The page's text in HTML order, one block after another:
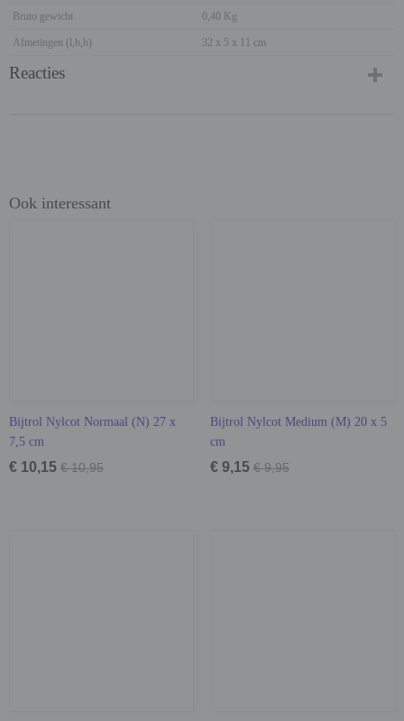
Bruto gewicht 0,40 Kg
Afmetingen (l,b,h) 32 x 5 x 11 cm
Reacties
Ook interessant
Bijtrol Nylcot Normaal (N) 27 x
7,5 cm
€ 10,15 € 10,95
Bijtrol Nylcot Medium (M) 20 x 5
cm
€ 9,15 € 9,95